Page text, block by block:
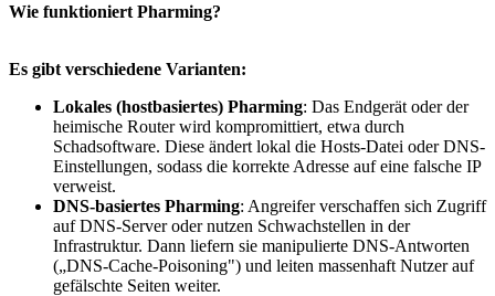
Wie funktioniert Pharming?
Es gibt verschiedene Varianten:
Lokales (hostbasiertes) Pharming: Das Endgerät oder der
heimische Router wird kompromittiert, etwa durch
Schadsoftware. Diese ändert lokal die Hosts-Datei oder DNS-
Einstellungen, sodass die korrekte Adresse auf eine falsche IP
verweist.
DNS-basiertes Pharming: Angreifer verschaffen sich Zugriff
auf DNS-Server oder nutzen Schwachstellen in der
Infrastruktur. Dann liefern sie manipulierte DNS-Antworten
(„DNS-Cache-Poisoning") und leiten massenhaft Nutzer auf
gefälschte Seiten weiter.